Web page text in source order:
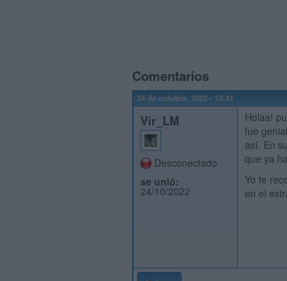
Comentarios
24 de octubre, 2022 - 12:41
Vir_LM
Desconectado
se unió:
24/10/2022
Holaa!
fue
así. En
que ya
Yo te
en el